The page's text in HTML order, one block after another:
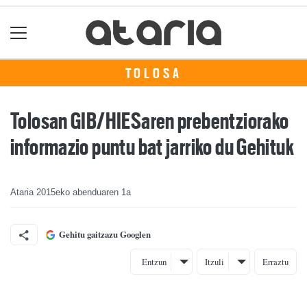
TOLOSA
Tolosan GIB/HIESaren prebentziorako
informazio puntu bat jarriko du Gehituk
Ataria 2015eko abenduaren 1a
Gehitu gaitzazu Googlen
Entzun Itzuli Erraztu